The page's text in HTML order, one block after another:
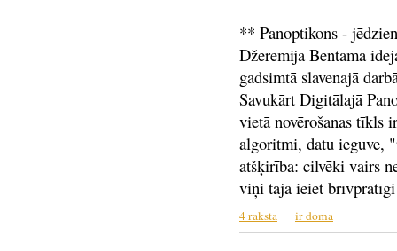
** Panoptikons -
Džeremija Bentama
gadsimtā slavenajā
Savukārt Digitālajā
vietā novērošanas tīkls
algoritmi, datu ieguve,
atšķirība: cilvēki vairs
viņi tajā ieiet
4 raksta ir doma